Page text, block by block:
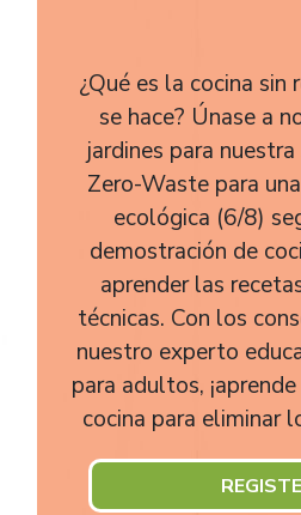
¿Qué es la cocina sin
se hace? Únase a
jardines para
Zero-Waste para
ecológica (6/8)
demostración de
aprender las
técnicas. Con los
nuestro experto
para adultos,
cocina para eliminar